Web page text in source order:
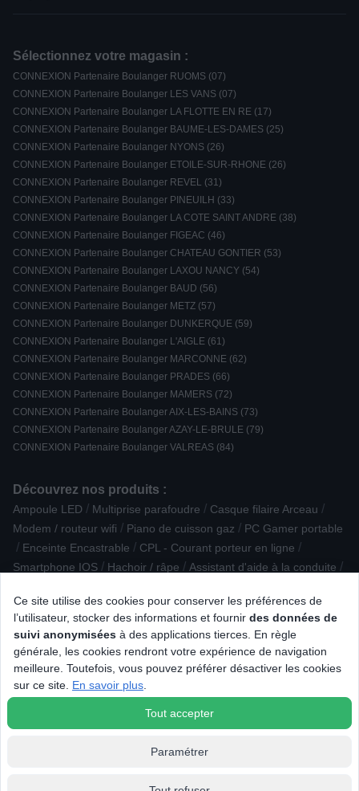
Ce site utilise des cookies pour conserver les préférences de
l’utilisateur, stocker des informations et fournir des données de
suivi anonymisées à des applications tierces. En règle
générale, les cookies rendront votre expérience de navigation
meilleure. Toutefois, vous pouvez préférer désactiver les cookies
sur ce site. En savoir plus
Tout accepter
Paramétrer
Sélectionnez votre magasin :
CONNEXION Partenaire Boulanger RUOMS (07)
CONNEXION Partenaire Boulanger LES VANS (07)
CONNEXION Partenaire Boulanger LA FLOTTE EN RE (17)
CONNEXION Partenaire Boulanger BAUME-LES-DAMES (25)
CONNEXION Partenaire Boulanger NYONS (26)
CONNEXION Partenaire Boulanger ETOILE-SUR-RHONE (26)
CONNEXION Partenaire Boulanger REVEL (31)
CONNEXION Partenaire Boulanger PINEUILH (33)
CONNEXION Partenaire Boulanger LA COTE SAINT ANDRE (38)
CONNEXION Partenaire Boulanger FIGEAC (46)
CONNEXION Partenaire Boulanger CHATEAU GONTIER (53)
CONNEXION Partenaire Boulanger LAXOU NANCY (54)
CONNEXION Partenaire Boulanger BAUD (56)
CONNEXION Partenaire Boulanger METZ (57)
CONNEXION Partenaire Boulanger DUNKERQUE (59)
CONNEXION Partenaire Boulanger L'AIGLE (61)
CONNEXION Partenaire Boulanger MARCONNE (62)
CONNEXION Partenaire Boulanger PRADES (66)
CONNEXION Partenaire Boulanger MAMERS (72)
CONNEXION Partenaire Boulanger AIX-LES-BAINS (73)
CONNEXION Partenaire Boulanger AZAY-LE-BRULE (79)
CONNEXION Partenaire Boulanger VALREAS (84)
Découvrez nos produits :
Ampoule LED / Multiprise parafoudre / Casque filaire Arceau /
Modem / routeur wifi / Piano de cuisson gaz / PC Gamer portable
/ Enceinte Encastrable / CPL - Courant porteur en ligne /
Smartphone IOS / Hachoir / râpe / Assistant d'aide à la conduite /
Télécommande / Glacière / Imprimante multifonction jet d'encre
Coutellerie / Découpe / Piano de cuisson mixte / Puericulture /
Ensemble clavier souris
Epilateur, rasoir électrique et tondeuse bikini /
Fondue / Wok / Tajine / Housse de protection
/ Moulin à café / Elément séparé / Enceinte centrale